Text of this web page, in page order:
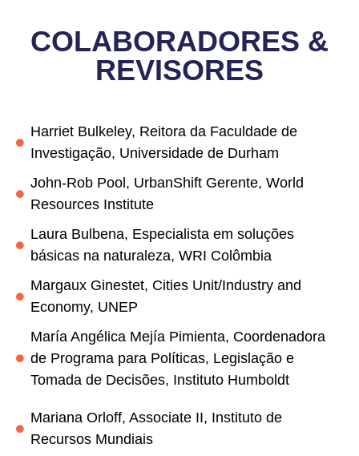
COLABORADORES &
REVISORES
Harriet Bulkeley, Reitora da Faculdade de
Investigação, Universidade de Durham
John-Rob Pool, UrbanShift Gerente, World
Resources Institute
Laura Bulbena, Especialista em soluções
básicas na naturaleza, WRI Colômbia
Margaux Ginestet, Cities Unit/Industry and
Economy, UNEP
María Angélica Mejía Pimienta, Coordenadora
de Programa para Políticas, Legislação e
Tomada de Decisões, Instituto Humboldt
Mariana Orloff, Associate II, Instituto de
Recursos Mundiais